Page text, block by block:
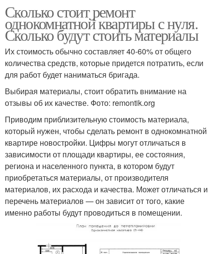
Однокомнатная
хрущевка
Услуги при ремонте
Ремонт в квартирах Квартира с ребенком
Краски для бюджетного
ремонта
Сколько стоит ремонт
однокомнатной квартиры с нуля.
Сколько будут стоить материалы
Их стоимость обычно составляет 40-60% от общего
количества средств, которые придется потратить, если
для работ будет наниматься бригада.
Выбирая материалы, стоит обратить внимание на
отзывы об их качестве. Фото: remontik.org
Приводим приблизительную стоимость материала,
который нужен, чтобы сделать ремонт в однокомнатной
квартире новостройки. Цифры могут отличаться в
зависимости от площади квартиры, ее состояния,
региона и населенного пункта, в котором будут
приобретаться материалы, от производителя
материалов, их расхода и качества. Может отличаться и
перечень материалов — он зависит от того, какие
именно работы будут проводиться в помещении.